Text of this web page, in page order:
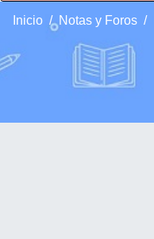
Inicio Notas y Foros